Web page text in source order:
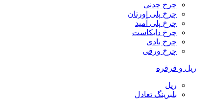
چرخ چدنی
چرخ پلی اورتان
چرخ پلی آمید
چرخ دایکاست
چرخ بادی
چرخ ورقی
ریل و قرقره
ریل
بلبرینگ تعادل